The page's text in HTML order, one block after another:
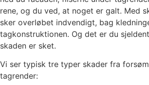
rene, og du ved, at noget er galt. Med
sker overløbet indvendigt, bag
tagkonstruktionen. Og det er du
skaden er sket.
Vi ser typisk tre typer skader fra
tagrender: